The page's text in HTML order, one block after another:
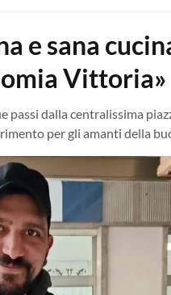
e sana
Vittoria»
passi dalla centralissima
per gli amanti della